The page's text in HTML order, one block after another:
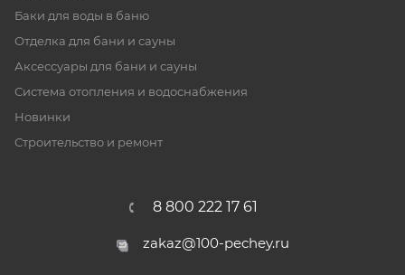
Баки для воды в баню
Отделка для бани и сауны
Аксессуары для бани и сауны
Система отопления и водоснабжения
Новинки
Строительство и ремонт
8 800 222 17 61
zakaz@100-pechey.ru